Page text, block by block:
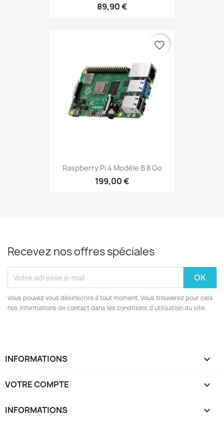
89,90 €
Raspberry Pi 4 Modèle B 8 Go
199,00 €
favorite_border
Recevez nos offres spéciales
Vous pouvez vous désinscrire à tout moment. Vous trouverez pour cela
nos informations de contact dans les conditions d'utilisation du site.
INFORMATIONS 
VOTRE COMPTE 
INFORMATIONS keyboard_arrow_down